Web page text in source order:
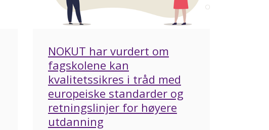
NOKUT har vurdert om
fagskolene kan
kvalitetssikres i tråd med
europeiske standarder og
retningslinjer for høyere
utdanning